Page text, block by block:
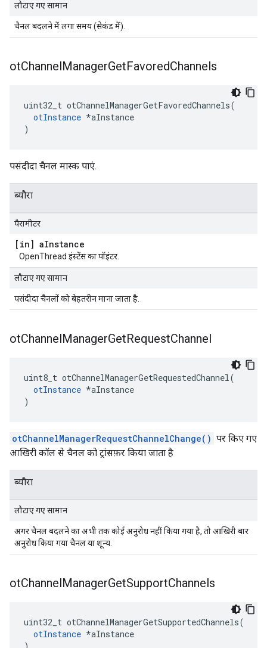
लौटाए गए सामान
चैनल बदलने में लगा समय (सेकंड में).
otChannelManagerGetFavoredChannels
uint32_t otChannelManagerGetFavoredChannels(
otInstance *aInstance
)
पसंदीदा चैनल मास्क पाएं.
ब्यौरा
पैरामीटर
[in] aInstance
OpenThread इंस्टेंस का पॉइंटर.
लौटाए गए सामान
पसंदीदा चैनलों को बेहतरीन माना जाता है.
otChannelManagerGetRequestChannel
uint8_t otChannelManagerGetRequestedChannel(
otInstance *aInstance
)
otChannelManagerRequestChannelChange() पर किए गए
आखिरी कॉल से चैनल को ट्रांसफ़र किया जाता है
ब्यौरा
लौटाए गए सामान
अगर चैनल बदलने का अभी तक कोई अनुरोध नहीं किया गया है, तो आखिरी बार
अनुरोध किया गया चैनल या शून्य.
otChannelManagerGetSupportChannels
uint32_t otChannelManagerGetSupportedChannels(
otInstance *aInstance